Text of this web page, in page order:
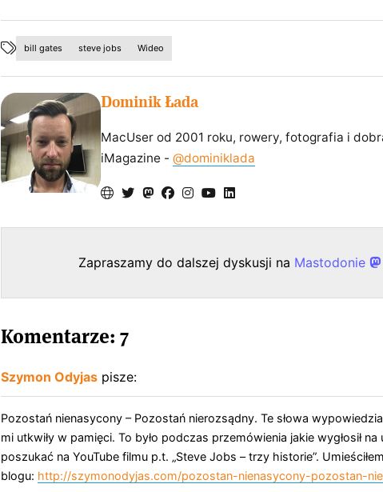
bill gates steve jobs Wideo
Dominik Łada
MacUser od 2001 roku, rowery, fotografia i
iMagazine - @dominiklada
Zapraszamy do dalszej dyskusji na Mastodonie
Komentarze: 7
Szymon Odyjas pisze:
Pozostań nienasycony – Pozostań nierozsądny. Te słowa
mi utkwiły w pamięci. To było podczas przemówienia jakie wygłosił
poszukać na YouTube filmu p.t. „Steve Jobs – trzy historie”.
blogu: http://szymonodyjas.com/pozostan-nienasycony-pozostan-